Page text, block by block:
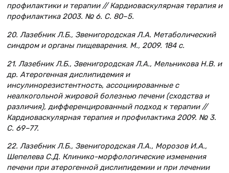
профилактики и терапии // Кардиоваскулярная терапия и
профилактика 2003. № 6. С. 80–5.
20. Лазебник Л.Б., Звенигородская Л.А. Метаболический
синдром и органы пищеварения. М., 2009. 184 с.
21. Лазебник Л.Б., Звенигородская Л.А., Мельникова Н.В. и
др. Атерогенная дислипидемия и
инсулинорезистентность, ассоциированные с
неалкогольной жировой болезнью печени (сходства и
различия), дифференцированный подход к терапии //
Кардиоваскулярная терапия и профилактика 2009. № 3.
С. 69–77.
22. Лазебник Л.Б., Звенигородская Л.А., Морозов И.А.,
Шепелева С.Д. Клинико-морфологические изменения
печени при атерогенной дислипидемии и при лечении